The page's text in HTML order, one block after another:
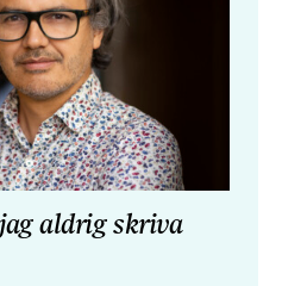
aldrig skriva